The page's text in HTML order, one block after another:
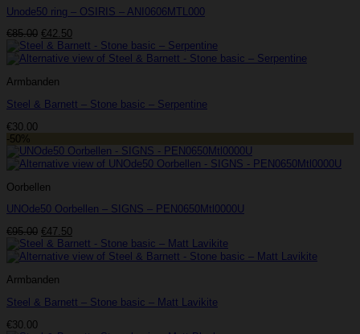
Unode50 ring – OSIRIS – ANI0606MTL000
€85.00 Oorspronkelijke
prijs
was:
€42.50Huidige
prijs
is:
Armbanden
Steel & Barnett – Stone basic – Serpentine
€30.00
-50%
Oorbellen
UNOde50 Oorbellen – SIGNS – PEN0650Mtl0000U
€95.00 Oorspronkelijke
prijs
was:
€47.50Huidige
prijs
is:
Armbanden
Steel & Barnett – Stone basic – Matt Lavikite
€30.00